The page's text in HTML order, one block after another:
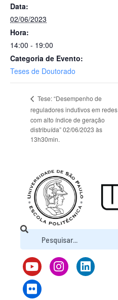
Data:
02/06/2023
Hora:
14:00 - 19:00
Categoria de Evento:
Teses de Doutorado
Tese: “Desempenho de
reguladores indutivos em redes
com alto índice de geração
distribuída” 02/06/2023 às
13h30min.